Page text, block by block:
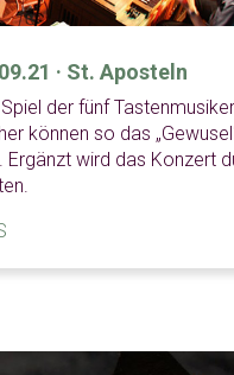
· St. Aposteln
der fünf
können so das
Ergänzt wird das Konzert